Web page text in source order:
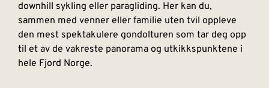
downhill sykling eller paragliding. Her kan du,
sammen med venner eller familie uten tvil oppleve
den mest spektakulere gondolturen som tar deg opp
til et av de vakreste panorama og utkikkspunktene i
hele Fjord Norge.